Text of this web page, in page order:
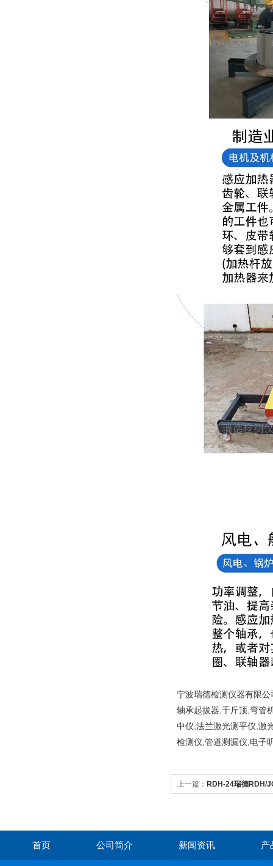
宁波瑞德检测仪器有限
轴承起拔器,千斤顶,弯管
中仪,法兰激光测平仪,激
检测仪,管道测漏仪,电子
上一篇： RDH-24瑞德RDH/
首页 公司简介 新闻资讯 产